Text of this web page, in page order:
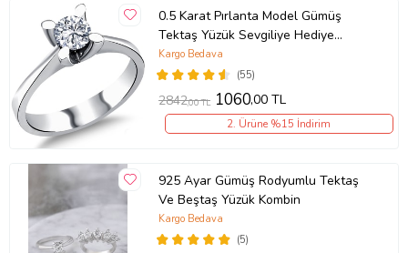
0.5 Karat Pırlanta Model Gümüş
Tektaş Yüzük Sevgiliye Hediye
wsr115
(55)
Kargo Bedava
2842,00 TL 1060,00 TL
2. Ürüne %15 İndirim
925 Ayar Gümüş Rodyumlu Tektaş
Ve Beştaş Yüzük Kombin
(5)
Kargo Bedava